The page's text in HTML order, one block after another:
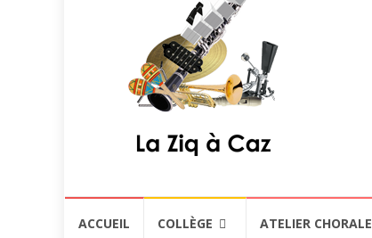
ACCUEIL COLLÈGE ATELIER CHORALE